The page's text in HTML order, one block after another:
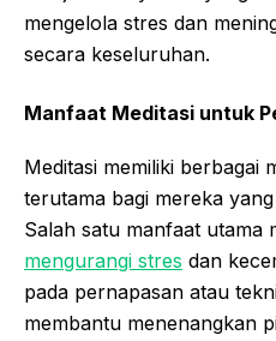
mengelola stres dan
secara keseluruhan.
Manfaat Meditasi untuk
Meditasi memiliki berbagai
terutama bagi mereka
Salah satu manfaat utama
mengurangi stres dan
pada pernapasan atau
membantu menenangkan